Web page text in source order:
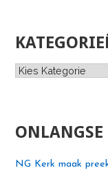
Kategorieë
ONLANGSE
NG Kerk maak